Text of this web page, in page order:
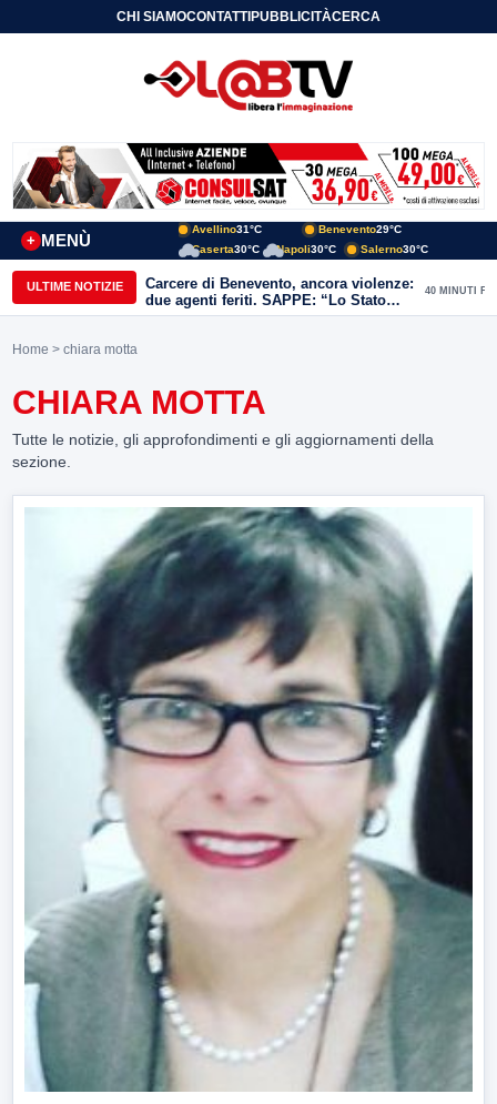
CHI SIAMOCONTATTIPUBBLICITÀCERCA
MENÙ
+
Avellino31°C Benevento29°C
Caserta30°C Napoli30°C Salerno30°C
ULTIME NOTIZIE
Carcere di Benevento, ancora violenze:
due agenti feriti. SAPPE: “Lo Stato
non può arretrare”
40 MINUTI FA
Home > chiara motta
CHIARA MOTTA
Tutte le notizie, gli approfondimenti e gli aggiornamenti della
sezione.